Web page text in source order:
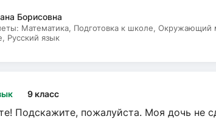
Борисовна
Математика, Подготовка к школе, Окружающий
Русский язык
9 класс
Подскажите, пожалуйста. Моя дочь не